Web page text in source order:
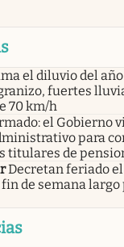
el diluvio del
fuertes
70 km/h
el Gobierno
para
titulares de
Decretan feriado
de semana largo